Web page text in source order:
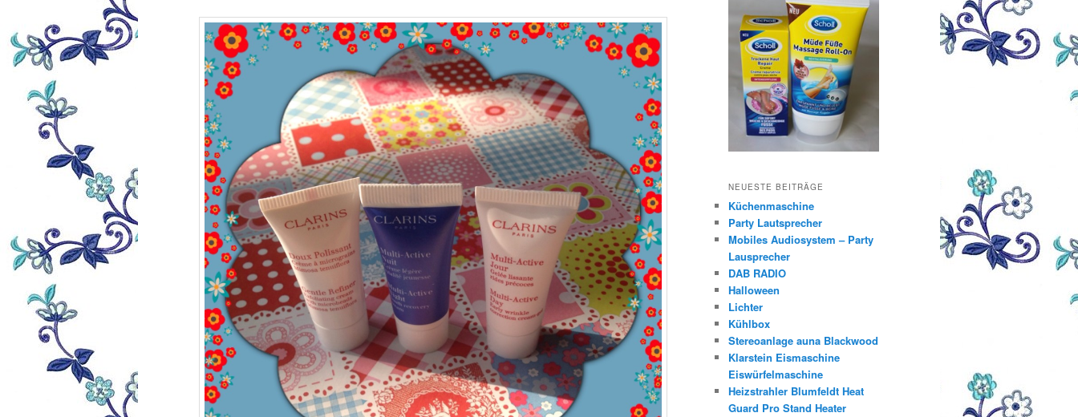
NEUESTE BEITRÄGE
Küchenmaschine
Party Lautsprecher
Mobiles Audiosystem – Party
Lausprecher
DAB RADIO
Halloween
Lichter
Kühlbox
Stereoanlage auna Blackwood
Klarstein Eismaschine
Eiswürfelmaschine
Heizstrahler Blumfeldt Heat
Guard Pro Stand Heater